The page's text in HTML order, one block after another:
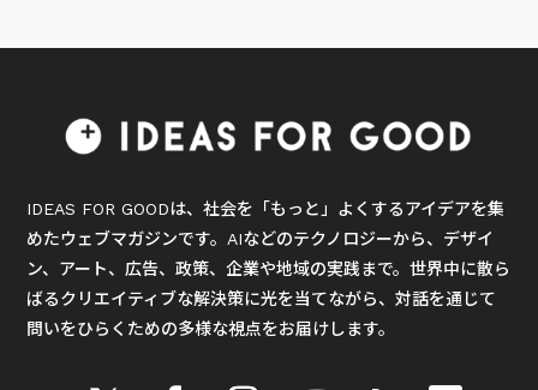
IDEAS FOR GOODは、社会を「もっと」よくするアイデアを集
めたウェブマガジンです。AIなどのテクノロジーから、デザイ
ン、アート、広告、政策、企業や地域の実践まで。世界中に散ら
ばるクリエイティブな解決策に光を当てながら、対話を通じて
問いをひらくための多様な視点をお届けします。